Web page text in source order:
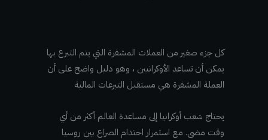
كل جزء صغير من العملات المشفرة التي يتم التبرع بها
يمكن أن تساعد الأوكرانيين ، وهو دليل واضح على أن
العملة المشفرة هي مستقبل التبرعات المالية
يحتاج شعب أوكرانيا إلى مساعدة العالم أكثر من أي
وقت مضى. مع استمرار احتدام الصراع بين روسيا